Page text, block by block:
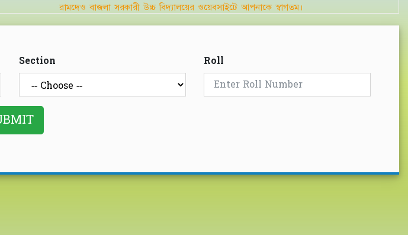
রামদেও বাজলা সরকারী উচ্চ বিদ্যালয়ের ওয়েবসাইটে আপনাকে স্বাগতম।
Section Roll